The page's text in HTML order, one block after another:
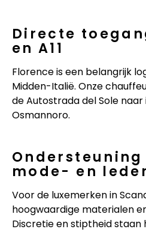
Directe
en A11
Florence is een belangrijk
Midden-Italië. Onze
de Autostrada del Sole
Osmannoro.
mode- en
Voor de luxemerken in
hoogwaardige materialen
Discretie en stiptheid staan